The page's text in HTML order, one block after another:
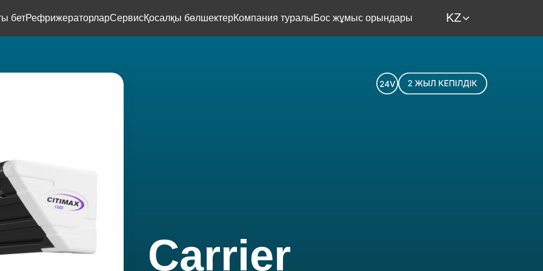
KZ
бетРефрижераторларСервисҚосалқы бөлшектерКомпания туралыБос жұмыс орындары
Carrier